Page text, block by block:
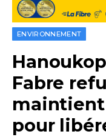
ENVIRONNEMENT
Fabre
pour